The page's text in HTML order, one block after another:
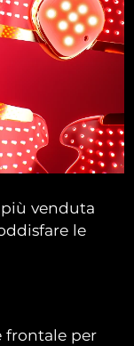
più venduta
le
frontale per
stimata8/15/26
stimata8/16/26